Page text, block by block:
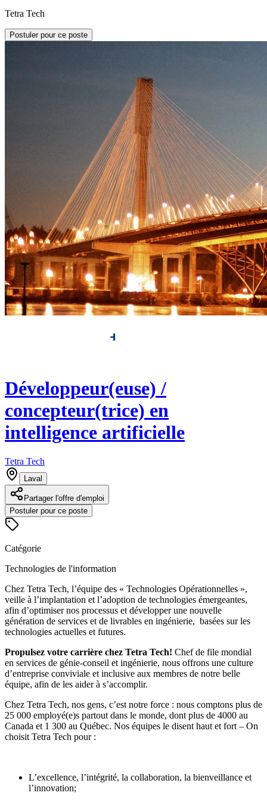
Tetra Tech
Postuler pour ce poste
Développeur(euse) /
concepteur(trice) en
intelligence artificielle
Tetra Tech
Laval
Partager l'offre d'emploi
Postuler pour ce poste
Catégorie
Technologies de l'information
Chez Tetra Tech, l’équipe des « Technologies Opérationnelles »,
veille à l’implantation et l’adoption de technologies émergeantes,
afin d’optimiser nos processus et développer une nouvelle
génération de services et de livrables en ingénierie, basées sur les
technologies actuelles et futures.
Propulsez votre carrière chez Tetra Tech! Chef de file mondial
en services de génie-conseil et ingénierie, nous offrons une culture
d’entreprise conviviale et inclusive aux membres de notre belle
équipe, afin de les aider à s’accomplir.
Chez Tetra Tech, nos gens, c’est notre force : nous comptons plus de
25 000 employé(e)s partout dans le monde, dont plus de 4000 au
Canada et 1 300 au Québec. Nos équipes le disent haut et fort – On
choisit Tetra Tech pour :
L’excellence, l’intégrité, la collaboration, la bienveillance et
l’innovation;